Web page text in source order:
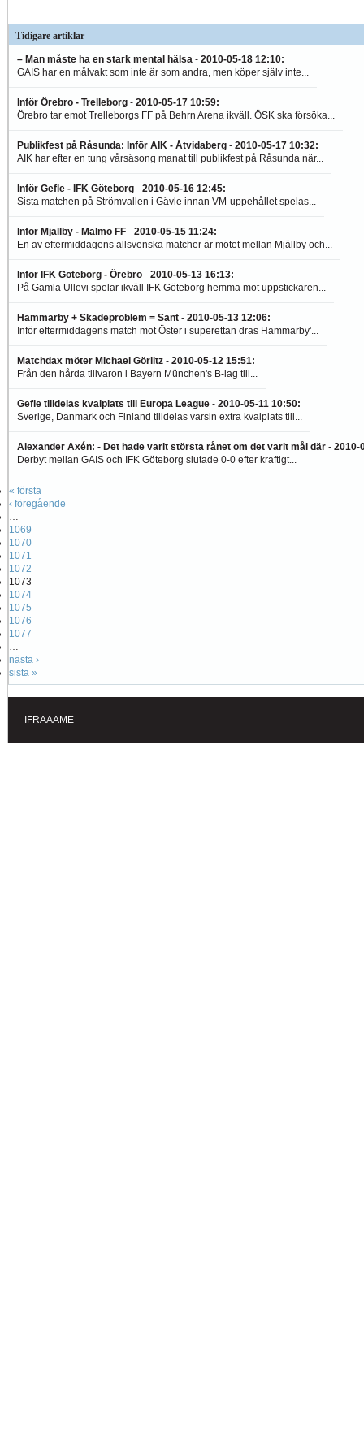
Tidigare artiklar
– Man måste ha en stark mental hälsa - 2010-05-18 12:10:
GAIS har en målvakt som inte är som andra, men köper själv inte...
Inför Örebro - Trelleborg - 2010-05-17 10:59:
Örebro tar emot Trelleborgs FF på Behrn Arena ikväll. ÖSK ska försöka...
Publikfest på Råsunda: Inför AIK - Åtvidaberg - 2010-05-17 10:32:
AIK har efter en tung vårsäsong manat till publikfest på Råsunda när...
Inför Gefle - IFK Göteborg - 2010-05-16 12:45:
Sista matchen på Strömvallen i Gävle innan VM-uppehållet spelas...
Inför Mjällby - Malmö FF - 2010-05-15 11:24:
En av eftermiddagens allsvenska matcher är mötet mellan Mjällby och...
Inför IFK Göteborg - Örebro - 2010-05-13 16:13:
På Gamla Ullevi spelar ikväll IFK Göteborg hemma mot uppstickaren...
Hammarby + Skadeproblem = Sant - 2010-05-13 12:06:
Inför eftermiddagens match mot Öster i superettan dras Hammarby'...
Matchdax möter Michael Görlitz - 2010-05-12 15:51:
Från den hårda tillvaron i Bayern München's B-lag till...
Gefle tilldelas kvalplats till Europa League - 2010-05-11 10:50:
Sverige, Danmark och Finland tilldelas varsin extra kvalplats till...
Alexander Axén: - Det hade varit största rånet om det varit mål där - 2010-
Derbyt mellan GAIS och IFK Göteborg slutade 0-0 efter kraftigt...
« första
‹ föregående
…
1069
1070
1071
1072
1073
1074
1075
1076
1077
…
nästa ›
sista »
IFRAAAME